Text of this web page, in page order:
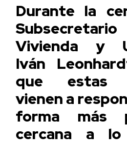
Durante la
Vivienda y
Iván
que estas
vienen a
forma más
cercana a